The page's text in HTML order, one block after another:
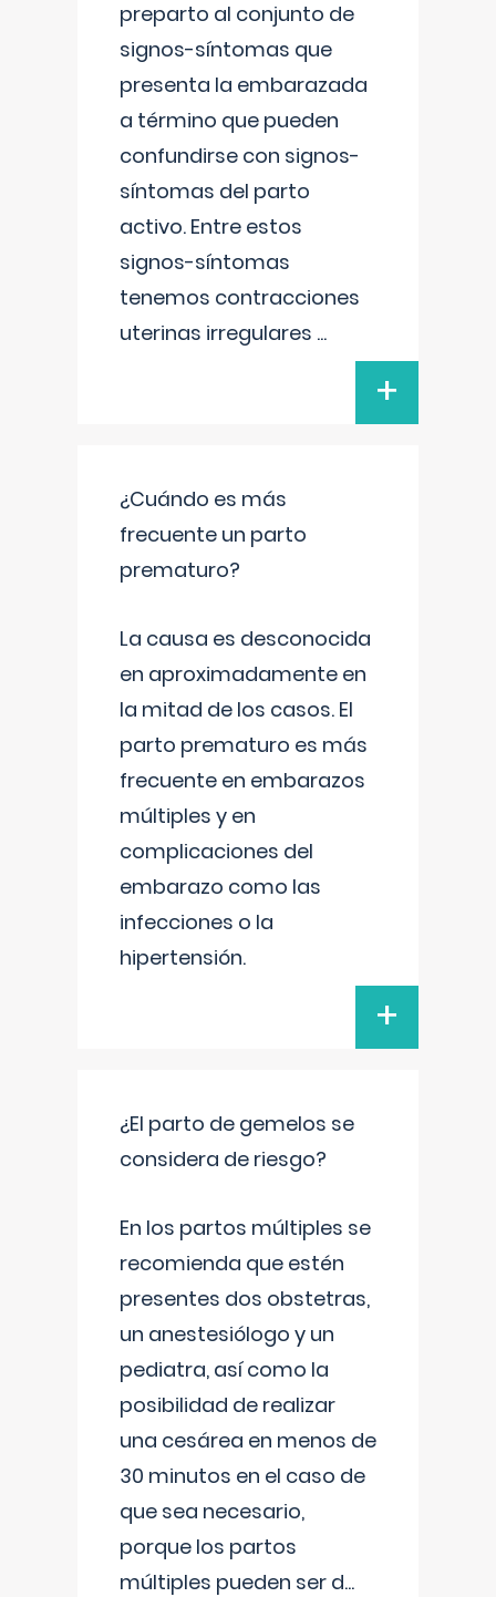
preparto al conjunto de
signos-síntomas que
presenta la embarazada
a término que pueden
confundirse con signos-
síntomas del parto
activo. Entre estos
signos-síntomas
tenemos contracciones
uterinas irregulares ...
+
¿Cuándo es más
frecuente un parto
prematuro?
La causa es desconocida
en aproximadamente en
la mitad de los casos. El
parto prematuro es más
frecuente en embarazos
múltiples y en
complicaciones del
embarazo como las
infecciones o la
hipertensión.
+
¿El parto de gemelos se
considera de riesgo?
En los partos múltiples se
recomienda que estén
presentes dos obstetras,
un anestesiólogo y un
pediatra, así como la
posibilidad de realizar
una cesárea en menos de
30 minutos en el caso de
que sea necesario,
porque los partos
múltiples pueden ser d...